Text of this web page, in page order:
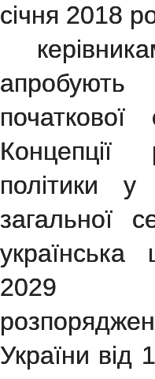
січня 2018
апробують
Концепції
політики
загальної
2029
України від